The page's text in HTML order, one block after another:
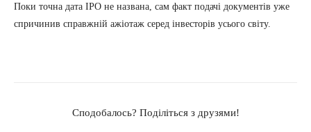
Поки точна дата IPO не названа, сам факт подачі документів уже
спричинив справжній ажіотаж серед інвесторів усього світу.
Сподобалось? Поділіться з друзями!